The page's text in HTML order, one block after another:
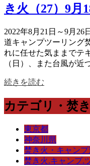
き火（27）9月
2022年8月21日～9月
道キャンプツーリング
れに任せた気ままでテ
（日）、また台風が
続きを読む
カテゴリ・焚
東京都
神奈川県
焚き火・キャン
焚き火.キャンプ.